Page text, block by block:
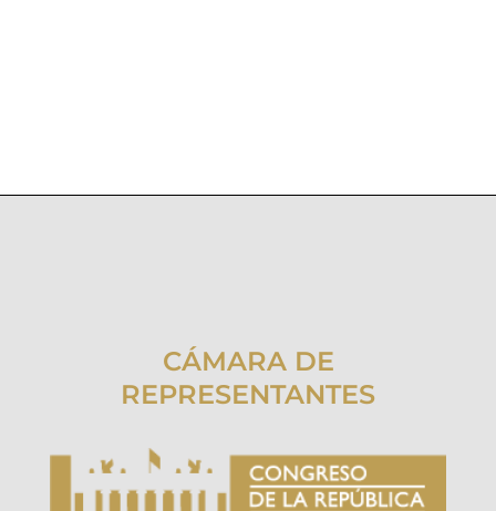
CÁMARA DE
REPRESENTANTES